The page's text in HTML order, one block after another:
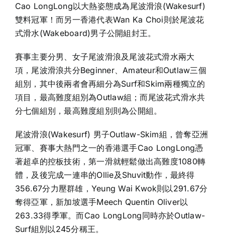
Cao LongLong以大熱姿態成為尾波滑浪(Wakesurf)
雙料冠軍！而另一香港代表Wan Ka Choi則於尾波花
式滑水(Wakeboard)男子公開組封王。
賽事主要分男、女子尾波滑浪及尾波花式滑水兩大
項，尾波滑浪共分Beginner、Amateur和Outlaw三個
組別，其中後兩者會再細分為Surf和Skim兩種獨立的
項目，最高難度組別為Outlaw組；而尾波花式滑水共
分七個組別，最高難度組別則為公開組。
尾波滑浪(Wakesurf) 男子Outlaw-Skim組，曾奪亞洲
冠軍、賽事大熱門之一的香港選手Cao LongLong憑
著超卓的控板技術，第一滑就輕鬆做出高難度1080轉
體，及後完成一連串的Ollie及Shuvit動作，最終得
356.67分力壓群雄，Yeung Wai Kwok則以291.67分
奪得亞軍，新加坡選手Meech Quentin Oliver以
263.33得季軍。而Cao LongLong同時亦於Outlaw-
Surf組別以245分稱王。